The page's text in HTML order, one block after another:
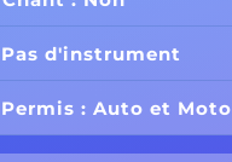
Pas d'instrument
Permis : Auto et Moto